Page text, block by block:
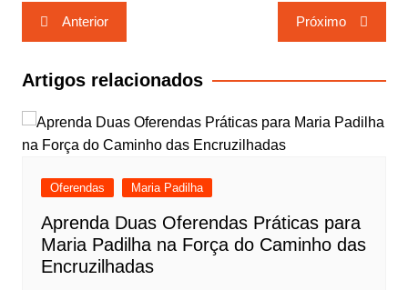
Navegação
de
Post
Anterior Próximo
Artigos relacionados
Oferendas Maria Padilha
Aprenda Duas Oferendas Práticas para
Maria Padilha na Força do Caminho das
Encruzilhadas